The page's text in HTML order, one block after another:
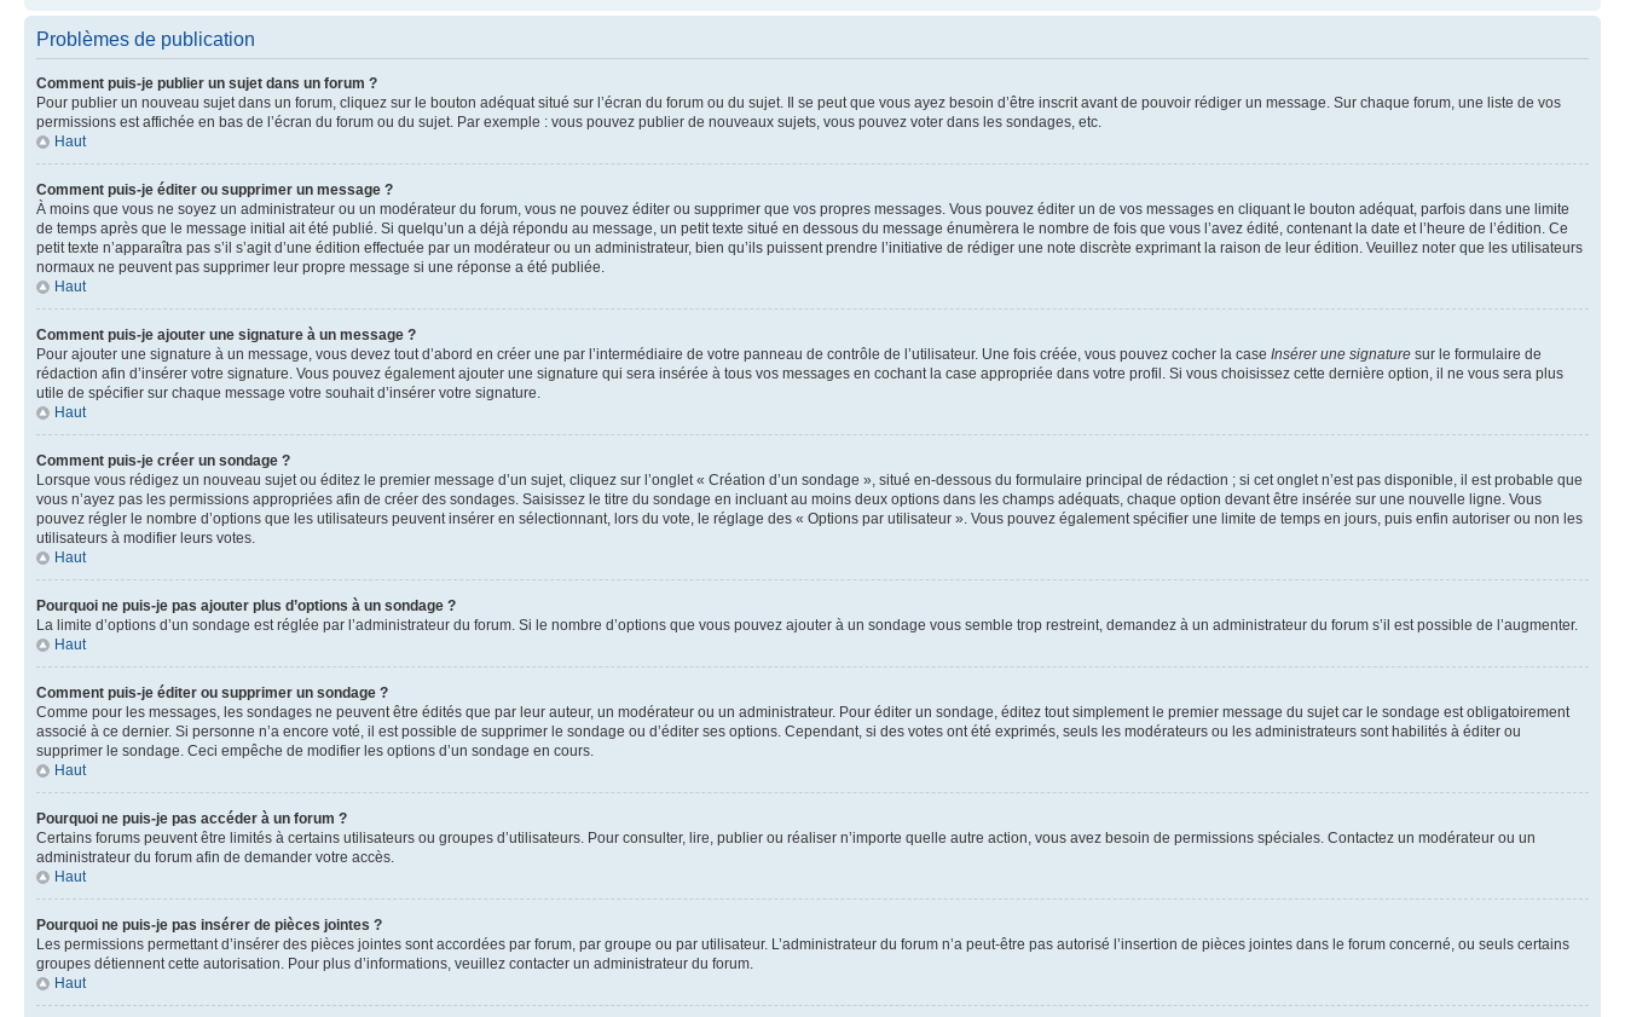
Problèmes de publication
Comment puis-je publier un sujet dans un forum ?
Pour publier un nouveau sujet dans un forum, cliquez sur le bouton adéquat situé sur l’écran du forum ou du sujet. Il se peut que vous ayez besoin d’être inscrit avant de pouvoir rédiger un message. Sur chaque forum, une liste de vos
permissions est affichée en bas de l’écran du forum ou du sujet. Par exemple : vous pouvez publier de nouveaux sujets, vous pouvez voter dans les sondages, etc.
Haut
Comment puis-je éditer ou supprimer un message ?
À moins que vous ne soyez un administrateur ou un modérateur du forum, vous ne pouvez éditer ou supprimer que vos propres messages. Vous pouvez éditer un de vos messages en cliquant le bouton adéquat, parfois dans une limite
de temps après que le message initial ait été publié. Si quelqu’un a déjà répondu au message, un petit texte situé en dessous du message énumèrera le nombre de fois que vous l’avez édité, contenant la date et l’heure de l’édition. Ce
petit texte n’apparaîtra pas s’il s’agit d’une édition effectuée par un modérateur ou un administrateur, bien qu’ils puissent prendre l’initiative de rédiger une note discrète exprimant la raison de leur édition. Veuillez noter que les utilisateurs
normaux ne peuvent pas supprimer leur propre message si une réponse a été publiée.
Haut
Comment puis-je ajouter une signature à un message ?
Pour ajouter une signature à un message, vous devez tout d’abord en créer une par l’intermédiaire de votre panneau de contrôle de l’utilisateur. Une fois créée, vous pouvez cocher la case Insérer une signature sur le formulaire de
rédaction afin d’insérer votre signature. Vous pouvez également ajouter une signature qui sera insérée à tous vos messages en cochant la case appropriée dans votre profil. Si vous choisissez cette dernière option, il ne vous sera plus
utile de spécifier sur chaque message votre souhait d’insérer votre signature.
Haut
Comment puis-je créer un sondage ?
Lorsque vous rédigez un nouveau sujet ou éditez le premier message d’un sujet, cliquez sur l’onglet « Création d’un sondage », situé en-dessous du formulaire principal de rédaction ; si cet onglet n’est pas disponible, il est probable que
vous n’ayez pas les permissions appropriées afin de créer des sondages. Saisissez le titre du sondage en incluant au moins deux options dans les champs adéquats, chaque option devant être insérée sur une nouvelle ligne. Vous
pouvez régler le nombre d’options que les utilisateurs peuvent insérer en sélectionnant, lors du vote, le réglage des « Options par utilisateur ». Vous pouvez également spécifier une limite de temps en jours, puis enfin autoriser ou non les
utilisateurs à modifier leurs votes.
Haut
Pourquoi ne puis-je pas ajouter plus d’options à un sondage ?
La limite d’options d’un sondage est réglée par l’administrateur du forum. Si le nombre d’options que vous pouvez ajouter à un sondage vous semble trop restreint, demandez à un administrateur du forum s’il est possible de l’augmenter.
Haut
Comment puis-je éditer ou supprimer un sondage ?
Comme pour les messages, les sondages ne peuvent être édités que par leur auteur, un modérateur ou un administrateur. Pour éditer un sondage, éditez tout simplement le premier message du sujet car le sondage est obligatoirement
associé à ce dernier. Si personne n’a encore voté, il est possible de supprimer le sondage ou d’éditer ses options. Cependant, si des votes ont été exprimés, seuls les modérateurs ou les administrateurs sont habilités à éditer ou
supprimer le sondage. Ceci empêche de modifier les options d’un sondage en cours.
Haut
Pourquoi ne puis-je pas accéder à un forum ?
Certains forums peuvent être limités à certains utilisateurs ou groupes d’utilisateurs. Pour consulter, lire, publier ou réaliser n’importe quelle autre action, vous avez besoin de permissions spéciales. Contactez un modérateur ou un
administrateur du forum afin de demander votre accès.
Haut
Pourquoi ne puis-je pas insérer de pièces jointes ?
Les permissions permettant d’insérer des pièces jointes sont accordées par forum, par groupe ou par utilisateur. L’administrateur du forum n’a peut-être pas autorisé l’insertion de pièces jointes dans le forum concerné, ou seuls certains
groupes détiennent cette autorisation. Pour plus d’informations, veuillez contacter un administrateur du forum.
Haut